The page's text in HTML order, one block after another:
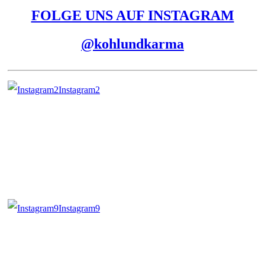
FOLGE UNS AUF INSTAGRAM
@kohlundkarma
Instagram2
Instagram9